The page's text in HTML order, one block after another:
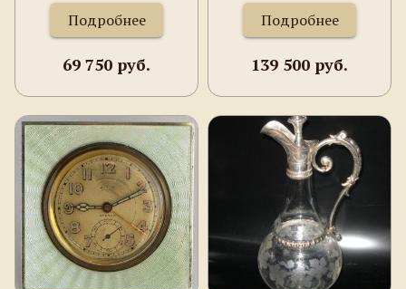
Подробнее
69 750 руб.
Подробнее
139 500 руб.